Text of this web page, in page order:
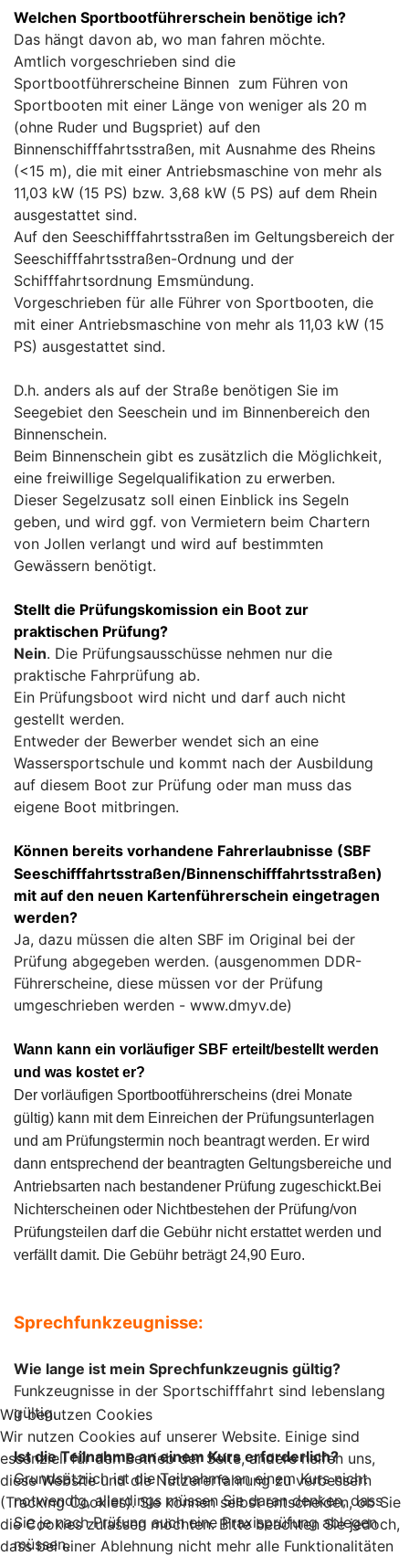
Welchen Sportbootführerschein benötige ich?
Das hängt davon ab, wo man fahren möchte.
Amtlich vorgeschrieben sind die
Sportbootführerscheine Binnen zum Führen von
Sportbooten mit einer Länge von weniger als 20 m
(ohne Ruder und Bugspriet) auf den
Binnenschifffahrtsstraßen, mit Ausnahme des Rheins
(<15 m), die mit einer Antriebsmaschine von mehr als
11,03 kW (15 PS) bzw. 3,68 kW (5 PS) auf dem Rhein
ausgestattet sind.
Auf den Seeschifffahrtsstraßen im Geltungsbereich der
Seeschifffahrtsstraßen-Ordnung und der
Schifffahrtsordnung Emsmündung.
Vorgeschrieben für alle Führer von Sportbooten, die
mit einer Antriebsmaschine von mehr als 11,03 kW (15
PS) ausgestattet sind.
D.h. anders als auf der Straße benötigen Sie im
Seegebiet den Seeschein und im Binnenbereich den
Binnenschein.
Beim Binnenschein gibt es zusätzlich die Möglichkeit,
eine freiwillige Segelqualifikation zu erwerben.
Dieser Segelzusatz soll einen Einblick ins Segeln
geben, und wird ggf. von Vermietern beim Chartern
von Jollen verlangt und wird auf bestimmten
Gewässern benötigt.
Stellt die Prüfungskomission ein Boot zur
praktischen Prüfung?
Nein. Die Prüfungsausschüsse nehmen nur die
praktische Fahrprüfung ab.
Ein Prüfungsboot wird nicht und darf auch nicht
gestellt werden.
Entweder der Bewerber wendet sich an eine
Wassersportschule und kommt nach der Ausbildung
auf diesem Boot zur Prüfung oder man muss das
eigene Boot mitbringen.
Können bereits vorhandene Fahrerlaubnisse (SBF
Seeschifffahrtsstraßen/Binnenschifffahrtsstraßen)
mit auf den neuen Kartenführerschein eingetragen
werden?
Ja, dazu müssen die alten SBF im Original bei der
Prüfung abgegeben werden. (ausgenommen DDR-
Führerscheine, diese müssen vor der Prüfung
umgeschrieben werden - www.dmyv.de)
Wann kann ein vorläufiger SBF erteilt/bestellt werden
und was kostet er?
Der vorläufigen Sportbootführerscheins (drei Monate
gültig) kann mit dem Einreichen der Prüfungsunterlagen
und am Prüfungstermin noch beantragt werden. Er wird
dann entsprechend der beantragten Geltungsbereiche und
Antriebsarten nach bestandener Prüfung zugeschickt.Bei
Nichterscheinen oder Nichtbestehen der Prüfung/von
Prüfungsteilen darf die Gebühr nicht erstattet werden und
verfällt damit. Die Gebühr beträgt 24,90 Euro.
Sprechfunkzeugnisse:
Wie lange ist mein Sprechfunkzeugnis gültig?
Funkzeugnisse in der Sportschifffahrt sind lebenslang
gültig.
Ist die Teilnahme an einem Kurs erforderlich?
Grundsätziich ist die Teilnahme an einem Kurs nicht
notwendig, allerdings müssen Sie daran denken, dass
Sie je nach Prüfung auch eine Praxisprüfung ablegen
müssen.
Wir benutzen Cookies
Wir nutzen Cookies auf unserer Website. Einige sind
essenziell für den Betrieb der Seite, andere helfen uns,
diese Website und die Nutzererfahrung zu verbessern
(Tracking Cookies). Sie können selbst entscheiden, ob Sie
die Cookies zulassen möchten. Bitte beachten Sie jedoch,
dass bei einer Ablehnung nicht mehr alle Funktionalitäten